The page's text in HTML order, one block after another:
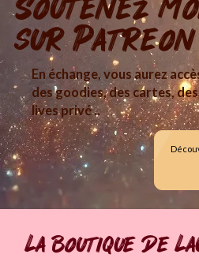
Soutenez
sur Patreon
En échange, vous aurez
des goodies, des cartes,
lives privé ..
La boutique de